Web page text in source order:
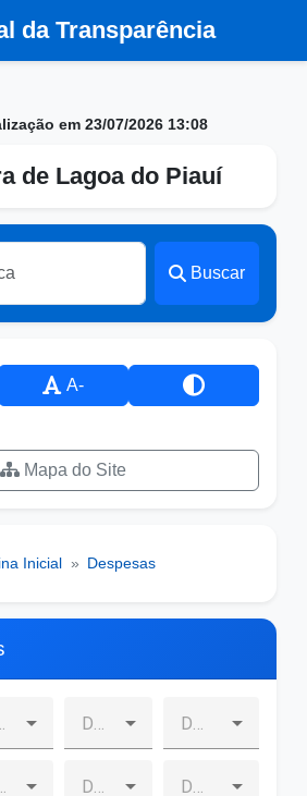
da Transparência
em 23/07/2026 13:08
de Lagoa do Piauí
Buscar
A-
Mapa do Site
Inicial » Despesas